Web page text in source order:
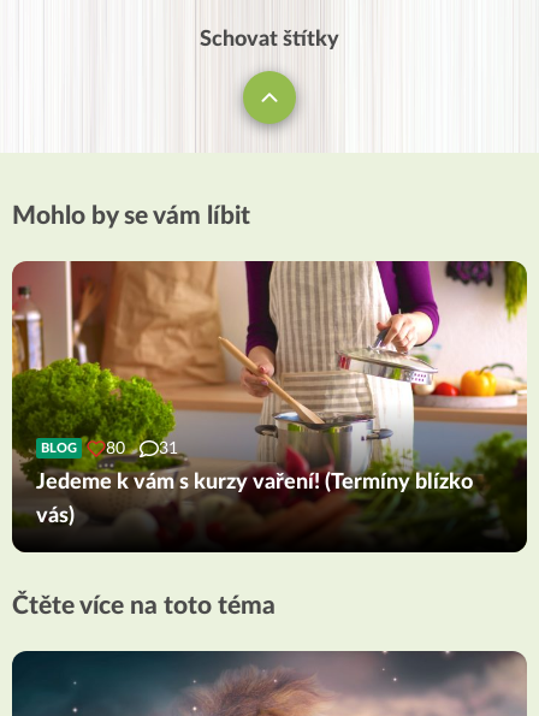
Schovat štítky
Mohlo by se vám líbit
BLOG 80 31
Jedeme k vám s kurzy vaření! (Termíny blízko
vás)
Čtěte více na toto téma